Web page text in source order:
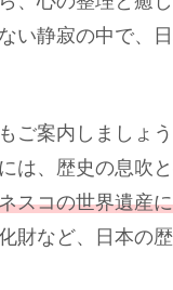
い静寂の中で、
ご案内しましょ
は、歴史の息吹
スコの世界遺産
財など、日本の